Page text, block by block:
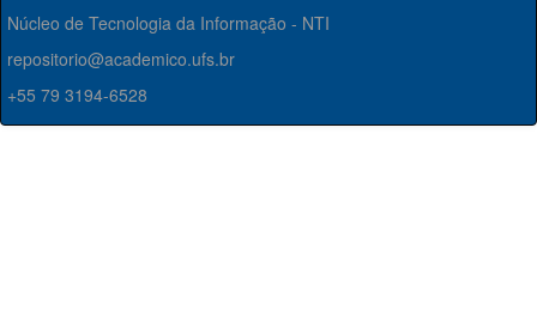
Núcleo de Tecnologia da Informação - NTI
repositorio@academico.ufs.br
+55 79 3194-6528